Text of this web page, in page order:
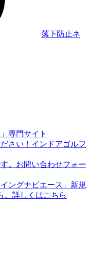
落下防止ネ